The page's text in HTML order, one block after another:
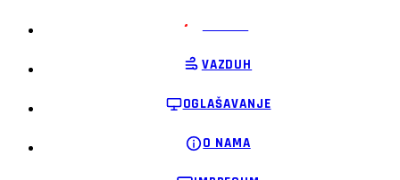
VAZDUH
OGLAŠAVANJE
O NAMA